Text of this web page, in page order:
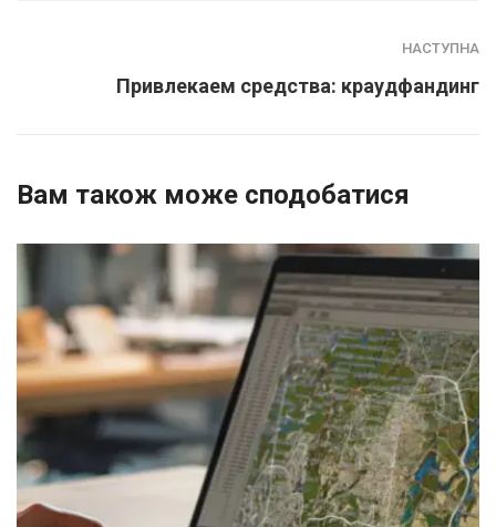
НАСТУПНА
Привлекаем средства: краудфандинг
Вам також може сподобатися